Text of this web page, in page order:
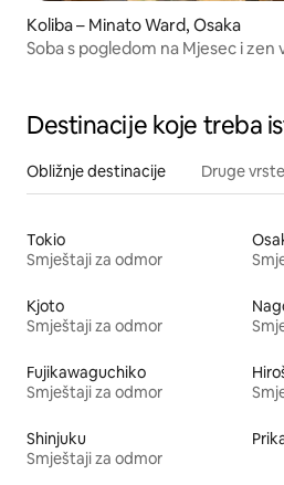
Koliba – Minato Ward, Osaka
Soba s pogledom na Mjesec i zen
Destinacije koje treba
Obližnje destinacije Druge
Tokio
Smještaji za odmor
Kjoto
Smještaji za odmor
Fujikawaguchiko
Smještaji za odmor
Shinjuku
Smještaji za odmor